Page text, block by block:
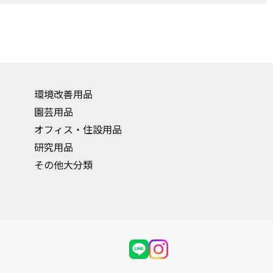
環境改善用品
園芸用品
オフィス・住設用品
研究用品
その他大分類